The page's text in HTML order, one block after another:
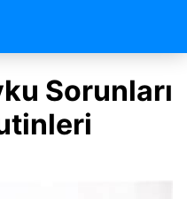
Sorunları